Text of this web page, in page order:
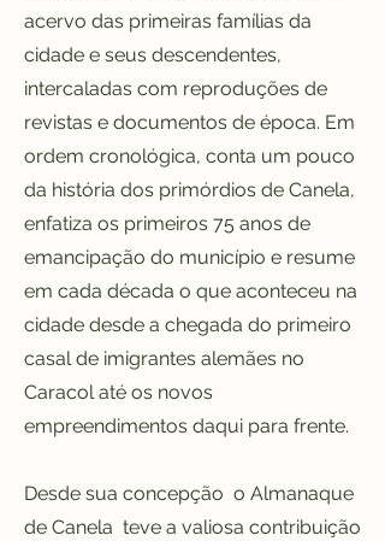
acervo das primeiras famílias da
cidade e seus descendentes,
intercaladas com reproduções de
revistas e documentos de época. Em
ordem cronológica, conta um pouco
da história dos primórdios de Canela,
enfatiza os primeiros 75 anos de
emancipação do município e resume
em cada década o que aconteceu na
cidade desde a chegada do primeiro
casal de imigrantes alemães no
Caracol até os novos
empreendimentos daqui para frente.
Desde sua concepção o Almanaque
de Canela teve a valiosa contribuição